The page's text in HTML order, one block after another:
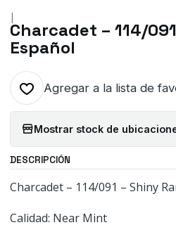
|
Charcadet – 114/
Español
Agregar a la lista de
Mostrar stock de
DESCRIPCIÓN
Charcadet – 114/091 – Shiny
Calidad: Near Mint